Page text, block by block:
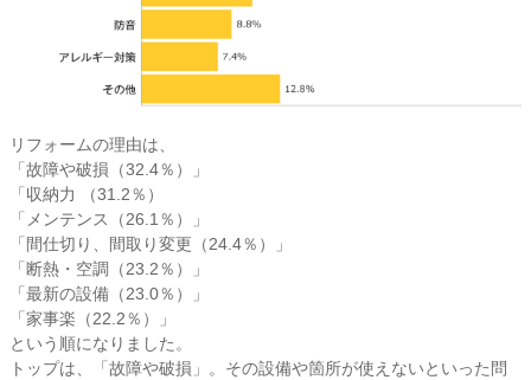
リフォームの理由は、
「故障や破損（32.4％）」
「収納力 （31.2％）
「メンテンス（26.1％）」
「間仕切り、間取り変更（24.4％）」
「断熱・空調（23.2％）」
「最新の設備（23.0％）」
「家事楽（22.2％）」
という順になりました。
トップは、「故障や破損」。その設備や箇所が使えないといった問